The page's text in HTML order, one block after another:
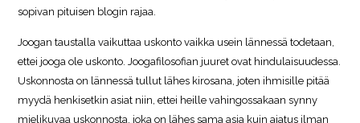
sopivan pituisen blogin rajaa.
Joogan taustalla vaikuttaa uskonto vaikka usein lännessä todetaan,
ettei jooga ole uskonto. Joogafilosofian juuret ovat hindulaisuudessa.
Uskonnosta on lännessä tullut lähes kirosana, joten ihmisille pitää
myydä henkisetkin asiat niin, ettei heille vahingossakaan synny
mielikuvaa uskonnosta, joka on lähes sama asia kuin ajatus ilman